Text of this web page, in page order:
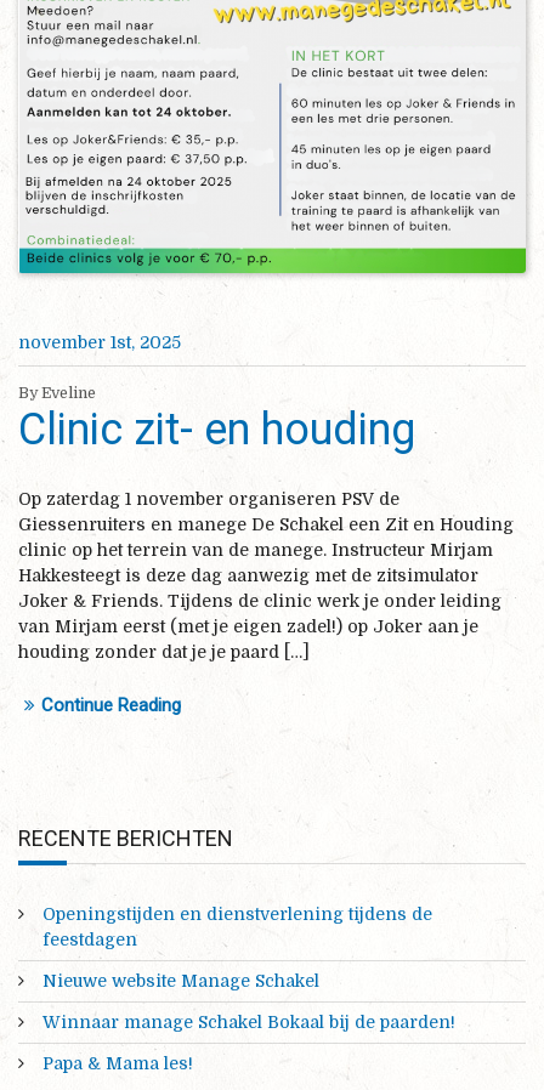
november 1st, 2025
By Eveline
Clinic zit- en houding
Op zaterdag 1 november organiseren PSV de
Giessenruiters en manege De Schakel een Zit en Houding
clinic op het terrein van de manege. Instructeur Mirjam
Hakkesteegt is deze dag aanwezig met de zitsimulator
Joker & Friends. Tijdens de clinic werk je onder leiding
van Mirjam eerst (met je eigen zadel!) op Joker aan je
houding zonder dat je je paard […]
Continue Reading
RECENTE BERICHTEN
Openingstijden en dienstverlening tijdens de
feestdagen
Nieuwe website Manage Schakel
Winnaar manage Schakel Bokaal bij de paarden!
Papa & Mama les!